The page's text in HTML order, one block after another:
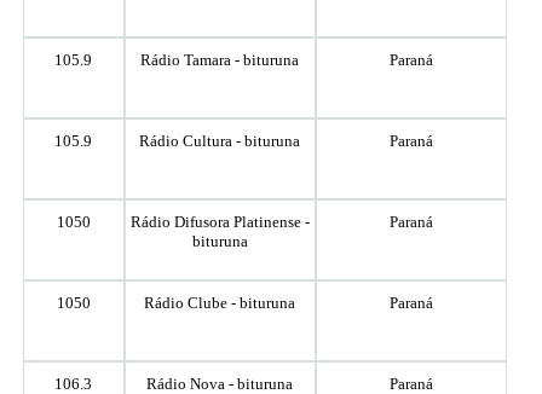
105.9 Rádio Tamara - bituruna Paraná
105.9 Rádio Cultura - bituruna Paraná
1050
Rádio Difusora Platinense -
bituruna
Paraná
1050 Rádio Clube - bituruna Paraná
106.3 Rádio Nova - bituruna Paraná